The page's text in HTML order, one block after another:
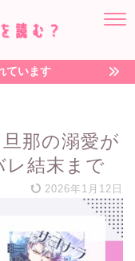
ています
那の溺愛が
レ結末まで
2026年1月12日